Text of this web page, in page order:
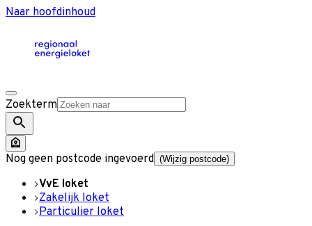
Naar hoofdinhoud
Zoekterm
Nog geen postcode ingevoerd (Wijzig postcode)
VvE loket
Zakelijk loket
Particulier loket